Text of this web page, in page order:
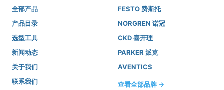
全部产品
产品目录
选型工具
新闻动态
关于我们
联系我们
FESTO 费斯托
NORGREN 诺冠
CKD 喜开理
PARKER 派克
AVENTICS
查看全部品牌 →